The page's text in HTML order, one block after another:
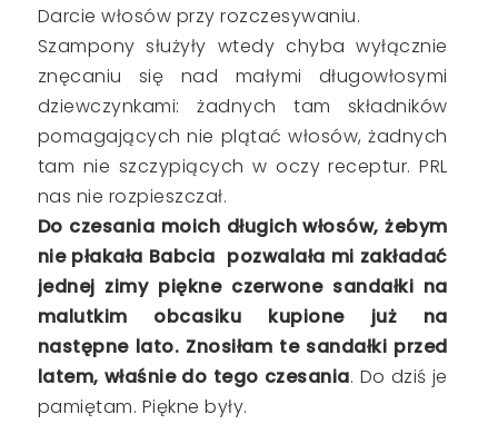
Darcie włosów przy rozczesywaniu.
Szampony służyły wtedy chyba wyłącznie
znęcaniu się nad małymi długowłosymi
dziewczynkami: żadnych tam składników
pomagających nie plątać włosów, żadnych
tam nie szczypiących w oczy receptur. PRL
nas nie rozpieszczał.
Do czesania moich długich włosów, żebym
nie płakała Babcia pozwalała mi zakładać
jednej zimy piękne czerwone sandałki na
malutkim obcasiku kupione już na
następne lato. Znosiłam te sandałki przed
latem, właśnie do tego czesania. Do dziś je
pamiętam. Piękne były.